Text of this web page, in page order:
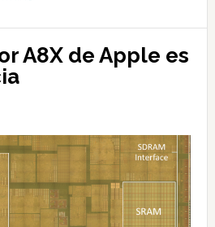
A8X de Apple es